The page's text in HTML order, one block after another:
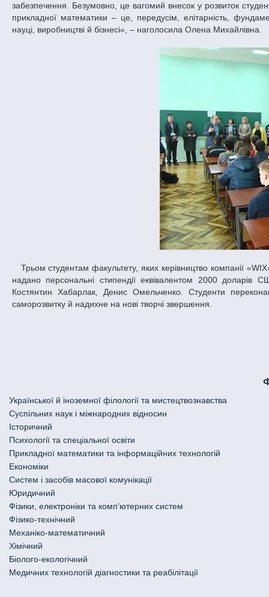
забезпечення. Безумовно, це вагомий внесок у розвиток
прикладної математики – це, передусім, елітарність,
науці, виробництві й бізнесі», – наголосила Олена Михайлівна.
Трьом студентам факультету, яких керівництво компанії «WIX» вважає найуспішнішими у сфері розробки програмного забезпечення, було
надано персональні стипендії еквівалентом 2000 доларів
Костянтин Хабарлак, Денис Омельченко. Студенти
саморозвитку й надихне на нові творчі звершення.
Української й іноземної філології та мистецтвознавства
Cуспільних наук і міжнародних відносин
Історичний
Психології та спеціальної освіти
Прикладної математики та інформаційних технологій
Економіки
Систем і засобів масової комунікації
Юридичний
Фізики, електроніки та комп'ютерних систем
Фізико-технічний
Механіко-математичний
Хімічний
Біолого-екологічний
Медичних технологій діагностики та реабілітації